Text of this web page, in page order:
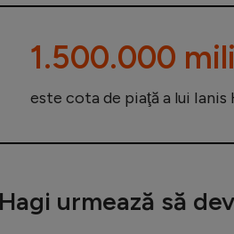
1.500.000
este cota de piaţă a lui
urmează să